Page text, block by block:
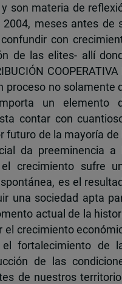
son materia de
meses antes de
con
de las elites- allí
COOPERATIVA
proceso no solamente
un elemento
contar con
futuro de la mayoría de
da preeminencia a
crecimiento sufre
es el
una sociedad apta
actual de la
el crecimiento
fortalecimiento de
de las
de nuestros